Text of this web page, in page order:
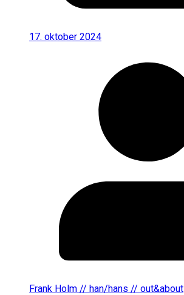
17. oktober 2024
Frank Holm // han/hans // out&about